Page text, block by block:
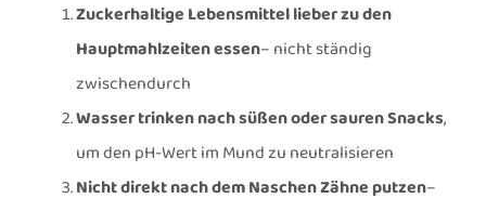
Zuckerhaltige Lebensmittel lieber zu den
Hauptmahlzeiten essen– nicht ständig
zwischendurch
Wasser trinken nach süßen oder sauren Snacks,
um den pH-Wert im Mund zu neutralisieren
Nicht direkt nach dem Naschen Zähne putzen–